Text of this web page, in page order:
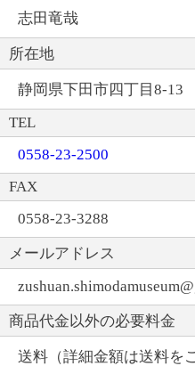
志田竜哉
所在地
静岡県下田市四丁目8-13
TEL
0558-23-2500
FAX
0558-23-3288
メールアドレス
商品代金以外の必要料金
送料（詳細金額は送料を